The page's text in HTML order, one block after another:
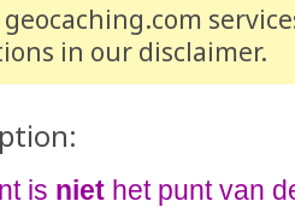
in our disclaimer.
is niet het punt van